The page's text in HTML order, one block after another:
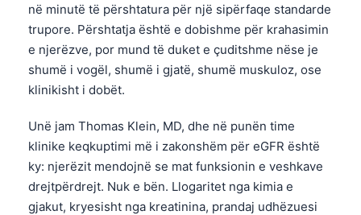
në minutë të përshtatura për një sipërfaqe standarde
trupore. Përshtatja është e dobishme për krahasimin
e njerëzve, por mund të duket e çuditshme nëse je
shumë i vogël, shumë i gjatë, shumë muskuloz, ose
klinikisht i dobët.
Unë jam Thomas Klein, MD, dhe në punën time
klinike keqkuptimi më i zakonshëm për eGFR është
ky: njerëzit mendojnë se mat funksionin e veshkave
drejtpërdrejt. Nuk e bën. Llogaritet nga kimia e
gjakut, kryesisht nga kreatinina, prandaj udhëzuesi